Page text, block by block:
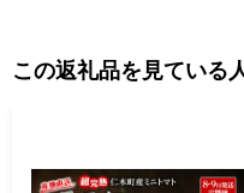
この返礼品を見ている